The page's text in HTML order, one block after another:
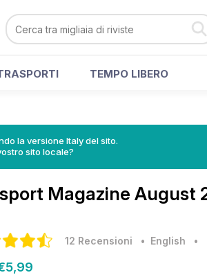
TEMPO LIBERO
la versione Italy del sito.
sito locale?
Magazine August
12 Recensioni • English •